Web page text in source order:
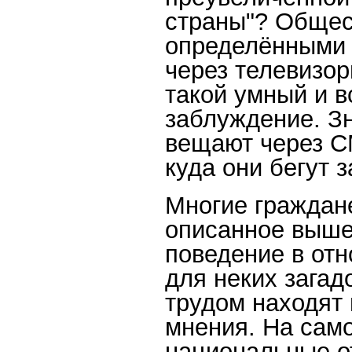
страны"?
через
такой умный и
заблуждение.
вещают через
куда они бегут
Многие
описанное
поведение в
для неких
трудом
мнения. На